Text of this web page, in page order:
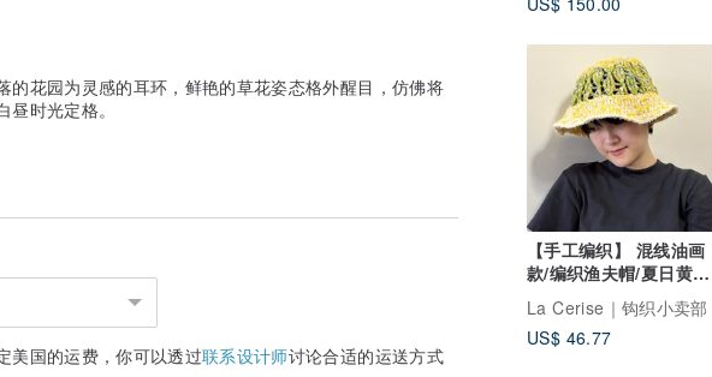
【手工编织】 混线油画
款/编织渔夫帽/夏日黄柠
檬/黄绿/可客订
La Cerise｜钩织小卖部
US$ 46.77
的花园为灵感的耳环，鲜艳的草花姿态格外醒目，仿佛将
时光定格。
美国的运费，你可以透过联系设计师讨论合适的运送方式